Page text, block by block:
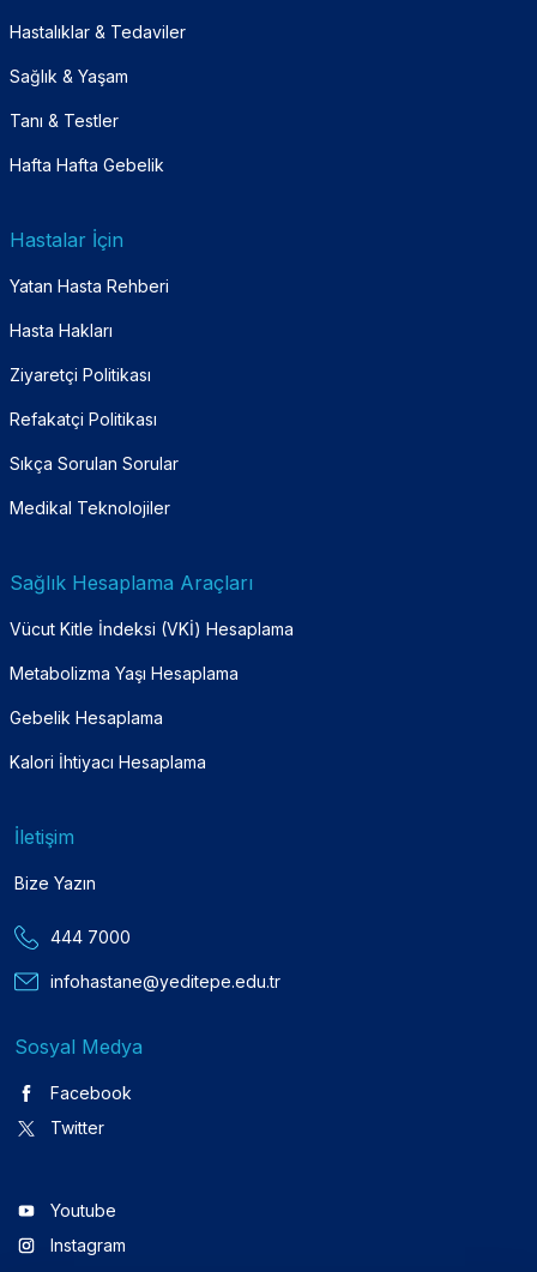
Hastalıklar & Tedaviler
Sağlık & Yaşam
Tanı & Testler
Hafta Hafta Gebelik
Hastalar İçin
Yatan Hasta Rehberi
Hasta Hakları
Ziyaretçi Politikası
Refakatçi Politikası
Sıkça Sorulan Sorular
Medikal Teknolojiler
Sağlık Hesaplama Araçları
Vücut Kitle İndeksi (VKİ) Hesaplama
Metabolizma Yaşı Hesaplama
Gebelik Hesaplama
Kalori İhtiyacı Hesaplama
İletişim
Bize Yazın
444 7000
infohastane@yeditepe.edu.tr
Sosyal Medya
Facebook
Twitter
Youtube
Instagram